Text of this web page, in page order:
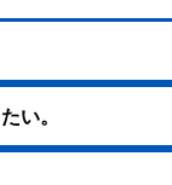
い。